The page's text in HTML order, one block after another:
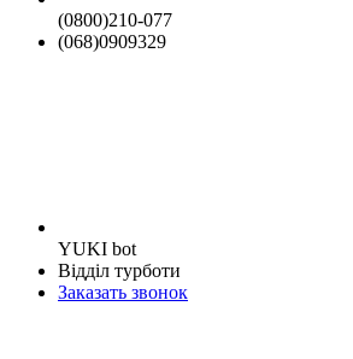
(0800)210-077
(068)0909329
YUKI bot
Відділ турботи
Заказать звонок